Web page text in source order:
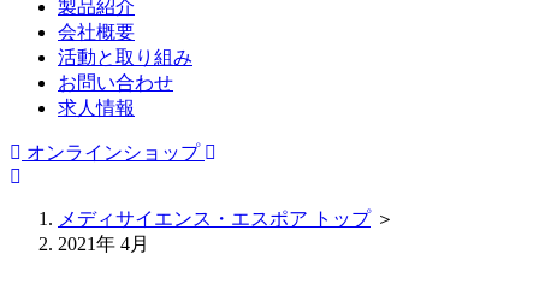
製品紹介
会社概要
活動と取り組み
お問い合わせ
求人情報
オンラインショップ
メディサイエンス・エスポア トップ＞
2021年 4月